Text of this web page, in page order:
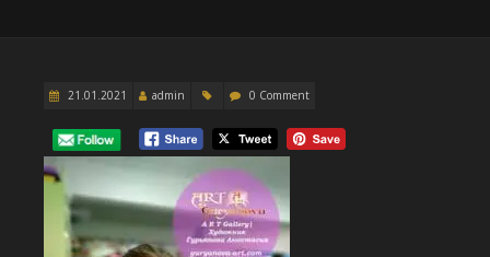
21.01.2021 admin 0 Comment